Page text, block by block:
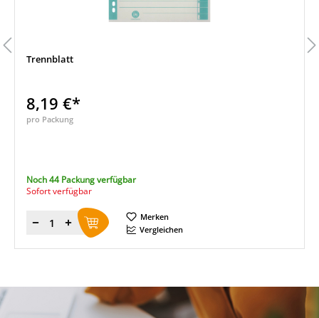
Trennblatt
8,19 €*
pro Packung
Noch 44 Packung verfügbar
Sofort verfügbar
Menge
Merken
Vergleichen